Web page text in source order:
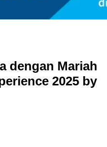
dengan Mariah
2025 by